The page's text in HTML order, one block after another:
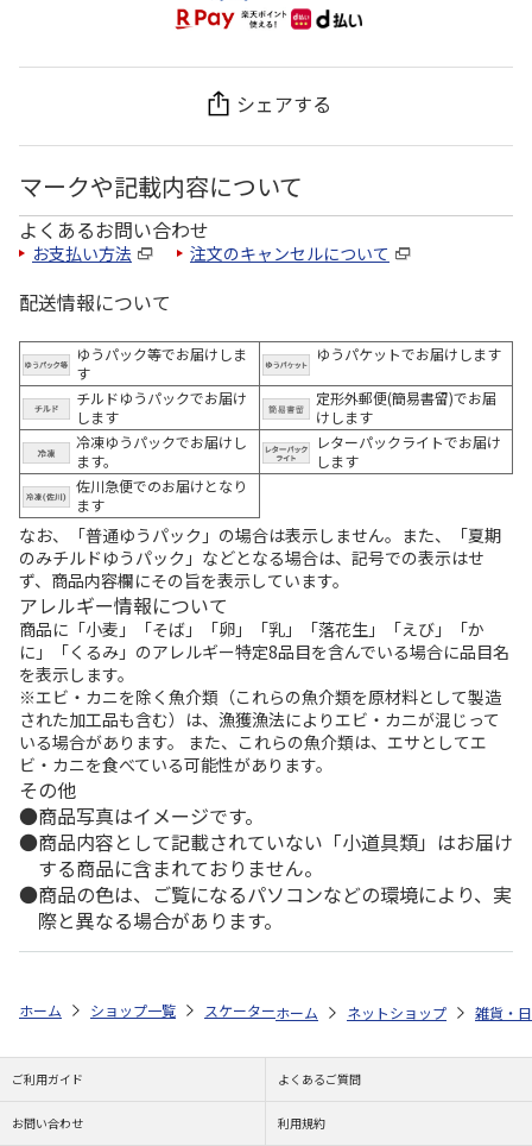
シェアする
マークや記載内容について
よくあるお問い合わせ
お支払い方法 注文のキャンセルについて
配送情報について
ゆうパック等でお届けしま
す
ゆうパケットでお届けします
チルドゆうパックでお届け
します
定形外郵便(簡易書留)でお届
けします
冷凍ゆうパックでお届けし
ます。
レターパックライトでお届け
します
佐川急便でのお届けとなり
ます
なお、「普通ゆうパック」の場合は表示しません。また、「夏期
のみチルドゆうパック」などとなる場合は、記号での表示はせ
ず、商品内容欄にその旨を表示しています。
アレルギー情報について
商品に「小麦」「そば」「卵」「乳」「落花生」「えび」「か
に」「くるみ」のアレルギー特定8品目を含んでいる場合に品目名
を表示します。
※エビ・カニを除く魚介類（これらの魚介類を原材料として製造
された加工品も含む）は、漁獲漁法によりエビ・カニが混じって
いる場合があります。 また、これらの魚介類は、エサとしてエ
ビ・カニを食べている可能性があります。
その他
商品写真はイメージです。
商品内容として記載されていない「小道具類」はお届け
する商品に含まれておりません。
商品の色は、ご覧になるパソコンなどの環境により、実
際と異なる場合があります。
ホーム ショップ一覧 スケーター ゆでパスタ調理ケース SNOOPY バ
ホーム ネットショップ 雑貨・
ご利用ガイド よくあるご質問
お問い合わせ 利用規約